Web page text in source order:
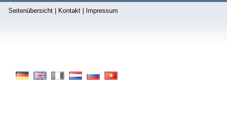
Seitenübersicht| Kontakt| Impressum